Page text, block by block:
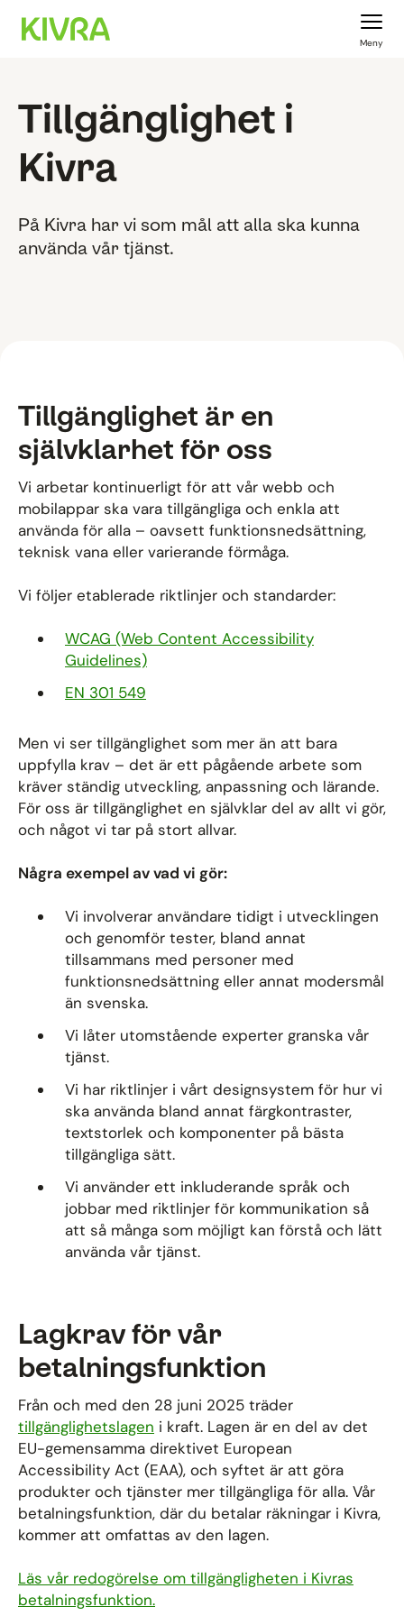
Meny
Tillgänglighet i
Kivra
På Kivra har vi som mål att alla ska kunna
använda vår tjänst.
Tillgänglighet är en
självklarhet för oss
Vi arbetar kontinuerligt för att vår webb och
mobilappar ska vara tillgängliga och enkla att
använda för alla – oavsett funktionsnedsättning,
teknisk vana eller varierande förmåga.
Vi följer etablerade riktlinjer och standarder:
WCAG (Web Content Accessibility
Guidelines)
EN 301 549
Men vi ser tillgänglighet som mer än att bara
uppfylla krav – det är ett pågående arbete som
kräver ständig utveckling, anpassning och lärande.
För oss är tillgänglighet en självklar del av allt vi gör,
och något vi tar på stort allvar.
Några exempel av vad vi gör:
Vi involverar användare tidigt i utvecklingen
och genomför tester, bland annat
tillsammans med personer med
funktionsnedsättning eller annat modersmål
än svenska.
Vi låter utomstående experter granska vår
tjänst.
Vi har riktlinjer i vårt designsystem för hur vi
ska använda bland annat färgkontraster,
textstorlek och komponenter på bästa
tillgängliga sätt.
Vi använder ett inkluderande språk och
jobbar med riktlinjer för kommunikation så
att så många som möjligt kan förstå och lätt
använda vår tjänst.
Lagkrav för vår
betalningsfunktion
Från och med den 28 juni 2025 träder
tillgänglighetslagen i kraft. Lagen är en del av det
EU-gemensamma direktivet European
Accessibility Act (EAA), och syftet är att göra
produkter och tjänster mer tillgängliga för alla. Vår
betalningsfunktion, där du betalar räkningar i Kivra,
kommer att omfattas av den lagen.
Läs vår redogörelse om tillgängligheten i Kivras
betalningsfunktion.